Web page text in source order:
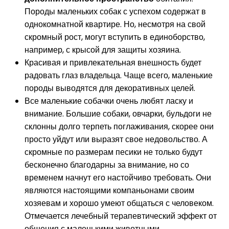
Породы маленьких собак с успехом содержат в
однокомнатной квартире. Но, несмотря на свой
скромный рост, могут вступить в единоборство,
например, с крысой для защиты хозяина.
Красивая и привлекательная внешность будет
радовать глаз владельца. Чаще всего, маленькие
породы выводятся для декоративных целей.
Все маленькие собачки очень любят ласку и
внимание. Большие собаки, овчарки, бульдоги не
склонны долго терпеть поглаживания, скорее они
просто уйдут или выразят свое недовольство. А
скромные по размерам песики не только будут
бесконечно благодарны за внимание, но со
временем начнут его настойчиво требовать. Они
являются настоящими компаньонами своим
хозяевам и хорошо умеют общаться с человеком.
Отмечается лечебный терапевтический эффект от